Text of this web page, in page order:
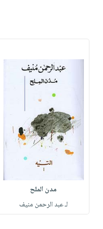
مدن الملح
لـ عبد الرحمن منيف